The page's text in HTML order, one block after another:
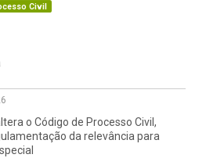
Civil
o Código de Processo Civil,
da relevância para